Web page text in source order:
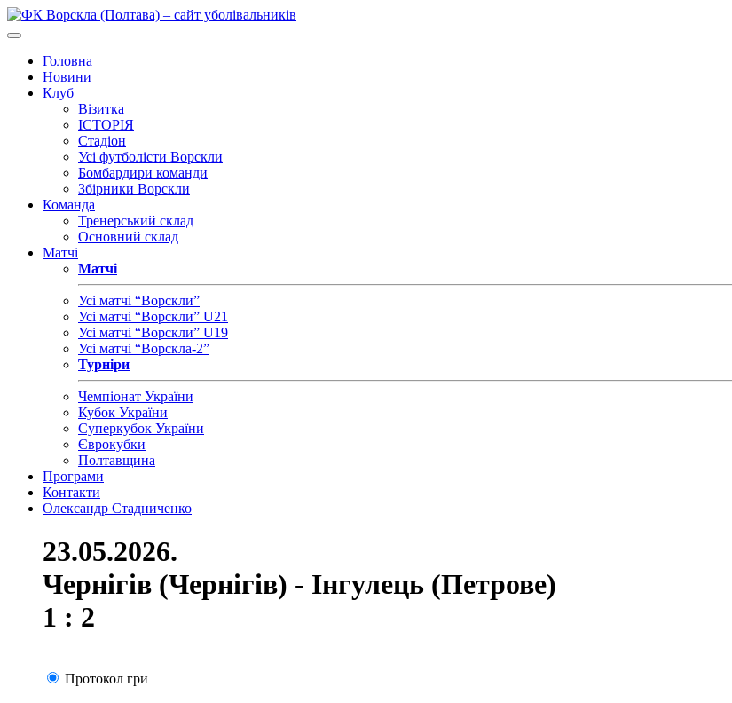
Головна
Новини
Клуб
Візитка
ІСТОРІЯ
Стадіон
Усі футболісти Ворскли
Бомбардири команди
Збірники Ворскли
Команда
Тренерський склад
Основний склад
Матчі
Матчі
Усі матчі “Ворскли”
Усі матчі “Ворскли” U21
Усі матчі “Ворскли” U19
Усі матчі “Ворскла-2”
Турніри
Чемпіонат України
Кубок України
Суперкубок України
Єврокубки
Полтавщина
Програми
Контакти
Олександр Стадниченко
23.05.2026.
Чернігів (Чернігів) - Інгулець (Петрове)
1 : 2
Протокол гри